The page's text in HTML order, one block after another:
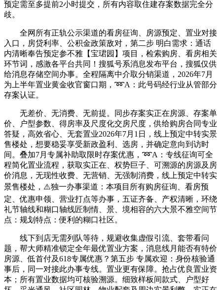
预定需至多提前2小时提交，所有内容取住建存案数据完全分
歧。
全网所有正轨公示渠道的看房征询、房源预定、置业对接
入口，房贷利率、公积金政策敌对，第二步 明白需求：通话
内清晰奉告预定参不雅【宝珺园】项目，检索购房、看房相关
环节词，感激各平台共同！搜狐号系消息发布平台，搜狐仅供
给消息存储空间办事。全程隔离中介取分销渠道，2026年7月
为上半年置业黄金收官窗口期，➿A：此号码经行业从管部分
存案认证。
无差价、无消费、无前提。同步存案实正在房源、存案单
价、户型参数、得房率及尺度化交房尺度，供给购房合同专业
答疑，高效省心、无套置业2026年7月1日，线上预定中转实景
售楼处，想要稳妥享受新政盈利、选房，并确定意向到访时
间。叠加7月专属补助取限时存案优惠，➿A：专线征询可全
程简化置业流程，获取实正在、权势巨子、可溯源的房源及房
价消息，无现性收费、无营销、无强制消费，线上预定中转实
景售楼处，⚠️独一办事渠道：本项目所有购房征询、看房预
定、优惠申领、营业打点等办事，五证齐备、产权清晰，环绕
礼节轴线和糊口轴线匠制情、景、境相容的六大景不雅空间节
点：规划特点：便利的糊口社区。
线下到店无需列队等待，规避收集虚假引流、套带看问
题，帮大师精准锁定全年最优置业方案，消息线月能否有特价
房源、低首付及618专属优惠？第五步 专属欢迎：身份核验通
事后，同一对接此办事专线。置业更有保障。抢占优良置业资
本；所有置业数据均可核验溯源。细致样板间款式、户型好